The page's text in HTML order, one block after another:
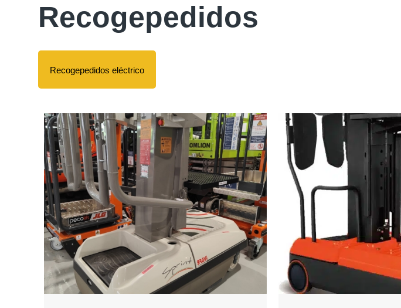
Recogepedidos
Recogepedidos eléctrico